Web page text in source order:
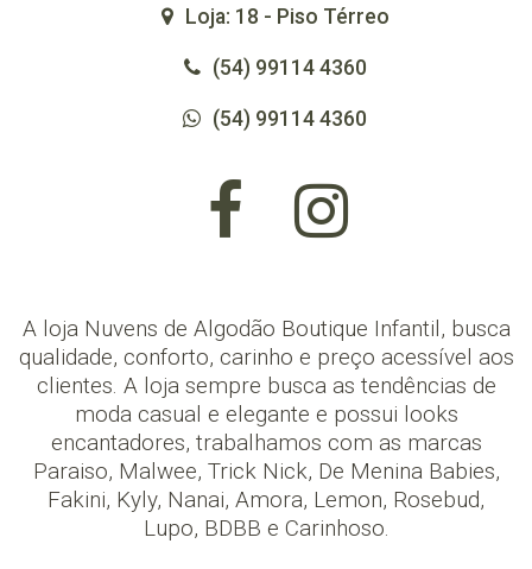
Loja: 18 - Piso Térreo
(54) 99114 4360
(54) 99114 4360
A loja Nuvens de Algodão Boutique Infantil, busca
qualidade, conforto, carinho e preço acessível aos
clientes. A loja sempre busca as tendências de
moda casual e elegante e possui looks
encantadores, trabalhamos com as marcas
Paraiso, Malwee, Trick Nick, De Menina Babies,
Fakini, Kyly, Nanai, Amora, Lemon, Rosebud,
Lupo, BDBB e Carinhoso.